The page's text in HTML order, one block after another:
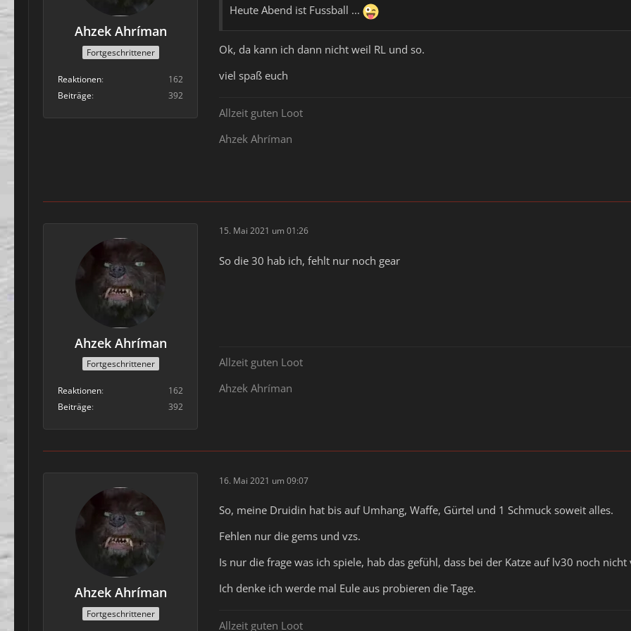
Ahzek Ahríman
Fortgeschrittener
Reaktionen
162
Beiträge
392
Heute Abend ist Fussball ...
Ok, da kann ich dann nicht weil RL und so.
viel spaß euch
Allzeit guten Loot
Ahzek Ahríman
Ahzek Ahríman
Fortgeschrittener
Reaktionen
162
Beiträge
392
15. Mai 2021 um 01:26
So die 30 hab ich, fehlt nur noch gear
Allzeit guten Loot
Ahzek Ahríman
Ahzek Ahríman
Fortgeschrittener
16. Mai 2021 um 09:07
So, meine Druidin hat bis auf Umhang, Waffe, Gürtel und 1 Schmuck soweit alles.
Fehlen nur die gems und vzs.
Is nur die frage was ich spiele, hab das gefühl, dass bei der Katze auf lv30 noch
Ich denke ich werde mal Eule aus probieren die Tage.
Allzeit guten Loot